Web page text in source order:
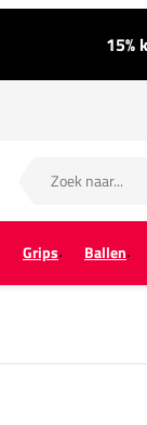
15%
Grips Ballen